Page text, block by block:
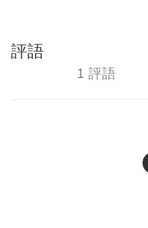
評語
1 評語